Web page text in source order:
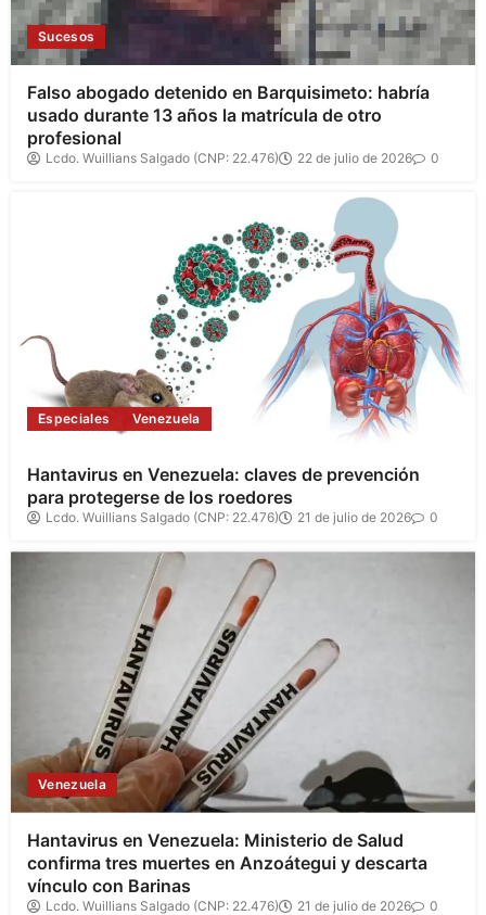
Sucesos
Falso abogado detenido en Barquisimeto: habría
usado durante 13 años la matrícula de otro
profesional
Lcdo. Wuillians Salgado (CNP: 22.476) 22 de julio de 2026 0
Especiales Venezuela
Hantavirus en Venezuela: claves de prevención
para protegerse de los roedores
Lcdo. Wuillians Salgado (CNP: 22.476) 21 de julio de 2026 0
Venezuela
Hantavirus en Venezuela: Ministerio de Salud
confirma tres muertes en Anzoátegui y descarta
vínculo con Barinas
Lcdo. Wuillians Salgado (CNP: 22.476) 21 de julio de 2026 0